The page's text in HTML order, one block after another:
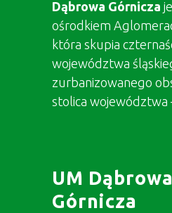
Dąbrowa Górnicza
ośrodkiem
która skupia
województwa
zurbanizowanego
stolica województwa
UM Dąbrowa
Górnicza